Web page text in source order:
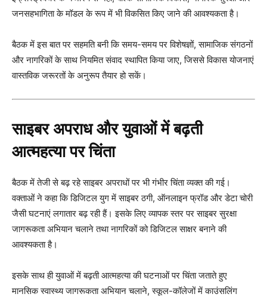
जनसहभागिता के मॉडल के रूप में भी विकसित किए जाने की आवश्यकता है।
बैठक में इस बात पर सहमति बनी कि समय-समय पर विशेषज्ञों, सामाजिक संगठनों
और नागरिकों के साथ नियमित संवाद स्थापित किया जाए, जिससे विकास योजनाएं
वास्तविक जरूरतों के अनुरूप तैयार हो सकें।
साइबर अपराध और युवाओं में बढ़ती
आत्महत्या पर चिंता
बैठक में तेजी से बढ़ रहे साइबर अपराधों पर भी गंभीर चिंता व्यक्त की गई।
वक्ताओं ने कहा कि डिजिटल युग में साइबर ठगी, ऑनलाइन फ्रॉड और डेटा चोरी
जैसी घटनाएं लगातार बढ़ रही हैं। इसके लिए व्यापक स्तर पर साइबर सुरक्षा
जागरूकता अभियान चलाने तथा नागरिकों को डिजिटल साक्षर बनाने की
आवश्यकता है।
इसके साथ ही युवाओं में बढ़ती आत्महत्या की घटनाओं पर चिंता जताते हुए
मानसिक स्वास्थ्य जागरूकता अभियान चलाने, स्कूल-कॉलेजों में काउंसलिंग